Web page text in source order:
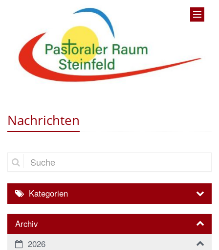
Nachrichten
Suche
Kategorien
Archiv
2026